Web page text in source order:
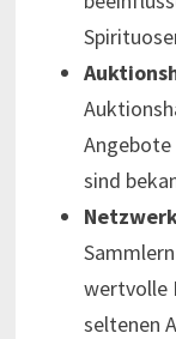
Angebote
sind
wertvolle
seltenen